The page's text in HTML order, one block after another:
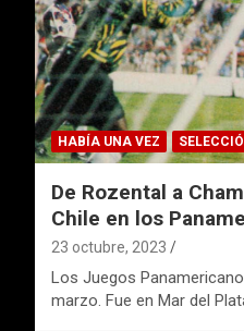
HABÍA UNA VEZ
De Rozental a
Chile en los
23 octubre, 2023
Los Juegos
marzo. Fue en Mar del